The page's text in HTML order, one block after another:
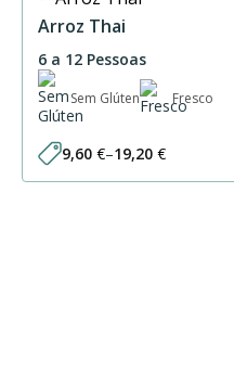
Arroz Thai
6 a 12 Pessoas
Sem Glúten Fresco
9,60 €–19,20 €
Price
range: